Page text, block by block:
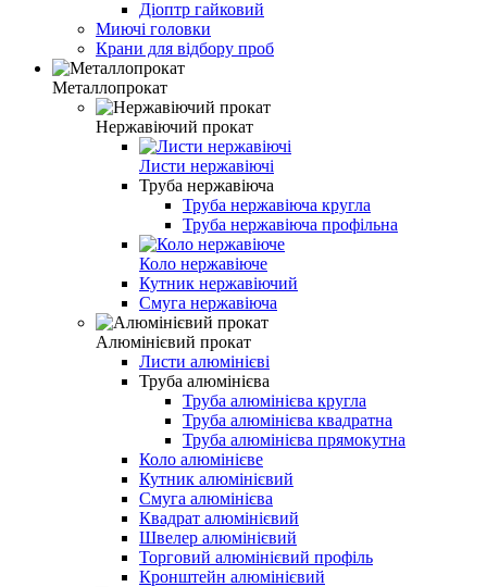
Діоптр гайковий
Миючі головки
Крани для відбору проб
Металлопрокат
Нержавіючий прокат
Листи нержавіючі
Труба нержавіюча
Труба нержавіюча кругла
Труба нержавіюча профільна
Коло нержавіюче
Кутник нержавіючий
Смуга нержавіюча
Алюмінієвий прокат
Листи алюмінієві
Труба алюмінієва
Труба алюмінієва кругла
Труба алюмінієва квадратна
Труба алюмінієва прямокутна
Коло алюмінієве
Кутник алюмінієвий
Смуга алюмінієва
Квадрат алюмінієвий
Швелер алюмінієвий
Торговий алюмінієвий профіль
Кронштейн алюмінієвий